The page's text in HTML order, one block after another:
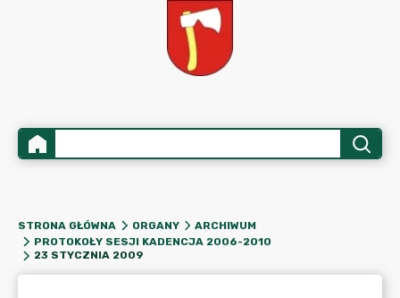
STRONA GŁÓWNA ORGANY
ARCHIWUM
PROTOKOŁY SESJI KADENCJA 2006-2010
23 STYCZNIA 2009